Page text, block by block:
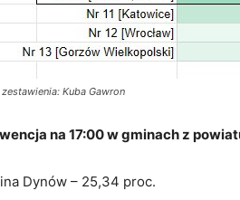
Kuba Gawron
na 17:00 w gminach z
Dynów – 25,34 proc.